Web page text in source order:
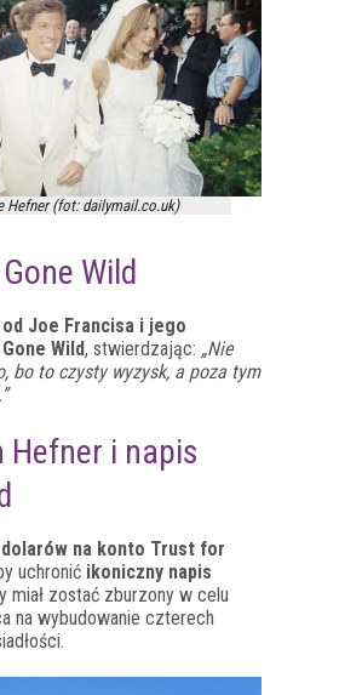
Hefner (fot: dailymail.co.uk)
Wild
od Joe Francisa i jego
Wild, stwierdzając: „Nie
bo to czysty wyzysk, a poza tym
Hefner i napis
dolarów na konto Trust for
uchronić ikoniczny napis
miał zostać zburzony w celu
na wybudowanie czterech